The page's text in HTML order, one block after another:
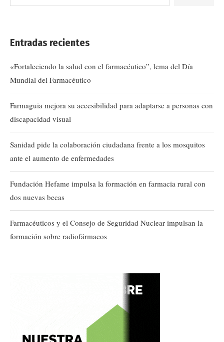
Entradas recientes
«Fortaleciendo la salud con el farmacéutico”, lema del Día
Mundial del Farmacéutico
Farmaguia mejora su accesibilidad para adaptarse a personas con
discapacidad visual
Sanidad pide la colaboración ciudadana frente a los mosquitos
ante el aumento de enfermedades
Fundación Hefame impulsa la formación en farmacia rural con
dos nuevas becas
Farmacéuticos y el Consejo de Seguridad Nuclear impulsan la
formación sobre radiofármacos